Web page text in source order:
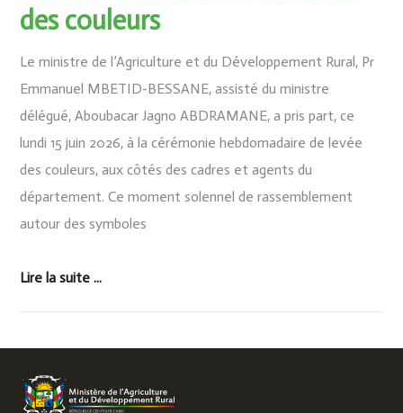
des couleurs
Le ministre de l’Agriculture et du Développement Rural, Pr
Emmanuel MBETID-BESSANE, assisté du ministre
délégué, Aboubacar Jagno ABDRAMANE, a pris part, ce
lundi 15 juin 2026, à la cérémonie hebdomadaire de levée
des couleurs, aux côtés des cadres et agents du
département. Ce moment solennel de rassemblement
autour des symboles
Lire la suite ...